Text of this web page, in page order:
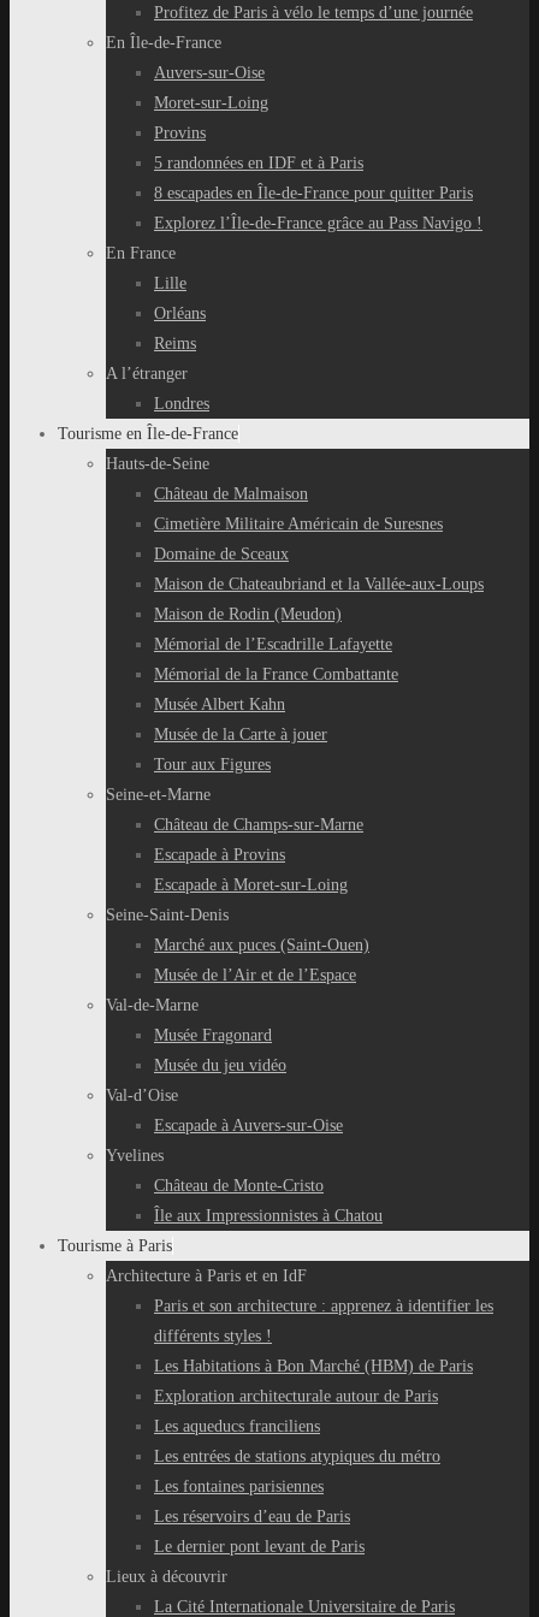
Profitez de Paris à vélo le temps d’une journée
En Île-de-France
Auvers-sur-Oise
Moret-sur-Loing
Provins
5 randonnées en IDF et à Paris
8 escapades en Île-de-France pour quitter Paris
Explorez l’Île-de-France grâce au Pass Navigo !
En France
Lille
Orléans
Reims
A l’étranger
Londres
Tourisme en Île-de-France
Hauts-de-Seine
Château de Malmaison
Cimetière Militaire Américain de Suresnes
Domaine de Sceaux
Maison de Chateaubriand et la Vallée-aux-Loups
Maison de Rodin (Meudon)
Mémorial de l’Escadrille Lafayette
Mémorial de la France Combattante
Musée Albert Kahn
Musée de la Carte à jouer
Tour aux Figures
Seine-et-Marne
Château de Champs-sur-Marne
Escapade à Provins
Escapade à Moret-sur-Loing
Seine-Saint-Denis
Marché aux puces (Saint-Ouen)
Musée de l’Air et de l’Espace
Val-de-Marne
Musée Fragonard
Musée du jeu vidéo
Val-d’Oise
Escapade à Auvers-sur-Oise
Yvelines
Château de Monte-Cristo
Île aux Impressionnistes à Chatou
Tourisme à Paris
Architecture à Paris et en IdF
Paris et son architecture : apprenez à identifier les
différents styles !
Les Habitations à Bon Marché (HBM) de Paris
Exploration architecturale autour de Paris
Les aqueducs franciliens
Les entrées de stations atypiques du métro
Les fontaines parisiennes
Les réservoirs d’eau de Paris
Le dernier pont levant de Paris
Lieux à découvrir
La Cité Internationale Universitaire de Paris